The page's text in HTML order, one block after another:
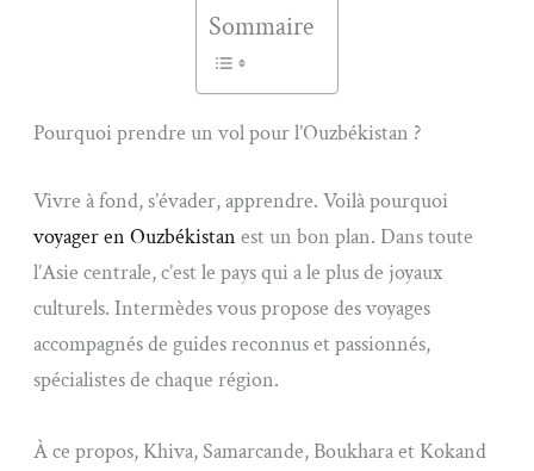
Sommaire
Pourquoi prendre un vol pour l’Ouzbékistan ?
Vivre à fond, s’évader, apprendre. Voilà pourquoi
voyager en Ouzbékistan est un bon plan. Dans toute
l’Asie centrale, c’est le pays qui a le plus de joyaux
culturels. Intermèdes vous propose des voyages
accompagnés de guides reconnus et passionnés,
spécialistes de chaque région.
À ce propos, Khiva, Samarcande, Boukhara et Kokand